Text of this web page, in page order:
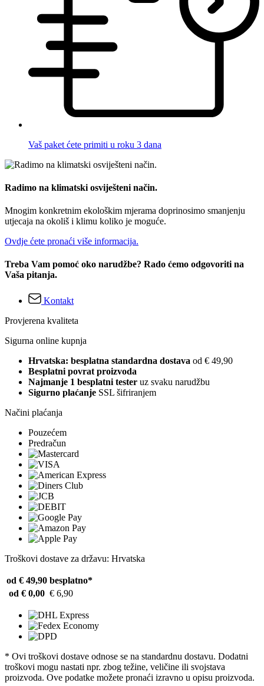
Vaš paket ćete primiti u roku 3 dana
Radimo na klimatski osviješteni način.
Mnogim konkretnim ekološkim mjerama doprinosimo smanjenju
utjecaja na okoliš i klimu koliko je moguće.
Ovdje ćete pronaći više informacija.
Treba Vam pomoć oko narudžbe? Rado ćemo odgovoriti na
Vaša pitanja.
Kontakt
Provjerena kvaliteta
Sigurna online kupnja
Hrvatska: besplatna standardna dostava od € 49,90
Besplatni povrat proizvoda
Najmanje 1 besplatni tester uz svaku narudžbu
Sigurno plaćanje SSL šifriranjem
Načini plaćanja
Pouzećem
Predračun
Troškovi dostave za državu: Hrvatska
od € 49,90 besplatno*
od € 0,00 € 6,90
* Ovi troškovi dostave odnose se na standardnu ​​dostavu. Dodatni
troškovi mogu nastati npr. zbog težine, veličine ili svojstava
proizvoda. Ove podatke možete pronaći izravno u opisu proizvoda.